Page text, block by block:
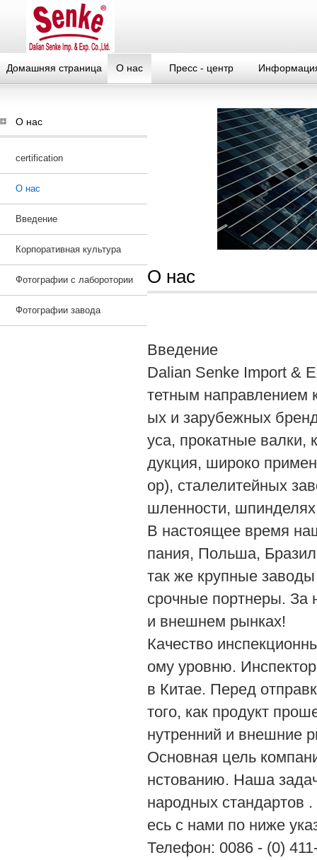
Домашняя страница О нас Пресс - центр
О нас
certification
О нас
Введение
Корпоративная культура
Фотографии с лаборотории
Фотографии завода
О нас
Введение
Dalian Senke Import &
тетным направлением
ых и зарубежных
уса, прокатные
дукция, широко
ор), сталелитейных
шленности, шпинделях
В настоящее время
пания, Польша,
так же крупные
срочные портнеры. За
и внешнем рынках!
Качество
ому уровню.
в Китае. Перед
того, как продукт
нутренний и внешние
Основная цель
нстованию. Наша
народных стандартов
есь с нами по ниже
Телефон: 0086 - (0)